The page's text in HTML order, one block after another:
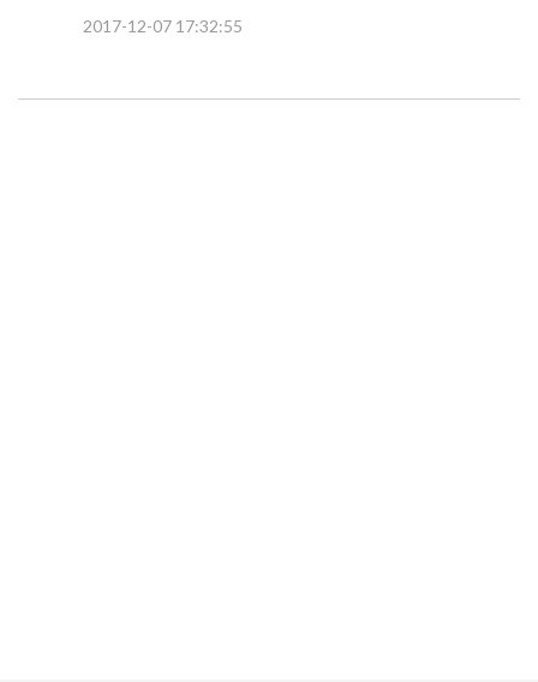
2017-12-07 17:32:55